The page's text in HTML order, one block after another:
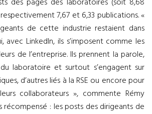
7,67 et 6,33 publications. «
de cette industrie restaient dans
avec LinkedIn, ils s’imposent comme les
de l’entreprise. Ils prennent la parole,
laboratoire et surtout s’engagent sur
d’autres liés à la RSE ou encore pour
collaborateurs », commente Rémy
récompensé : les posts des dirigeants de